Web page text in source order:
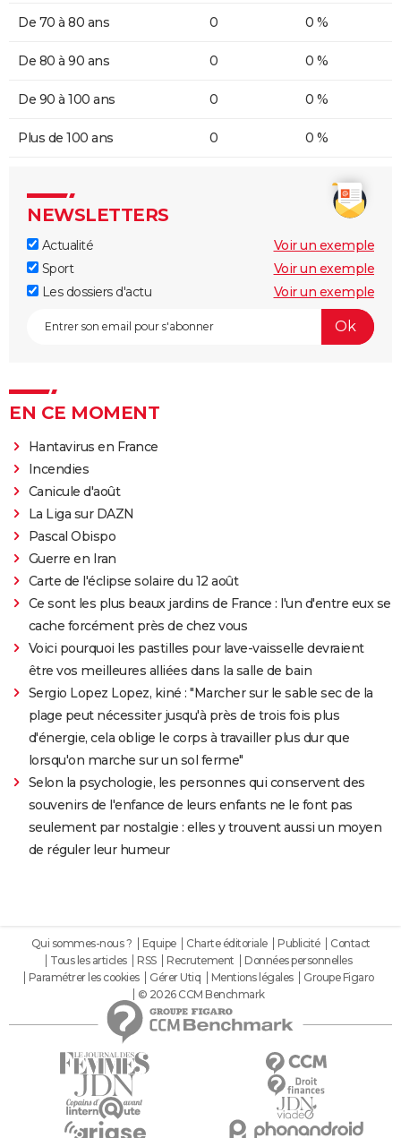
De 70 à 80 ans 0 0 %
De 80 à 90 ans 0 0 %
De 90 à 100 ans 0 0 %
Plus de 100 ans 0 0 %
NEWSLETTERS
Actualité
Voir un exemple
Sport
Voir un exemple
Les dossiers d'actu
Voir un exemple
EN CE MOMENT
Hantavirus en France
Incendies
Canicule d'août
La Liga sur DAZN
Pascal Obispo
Guerre en Iran
Carte de l'éclipse solaire du 12 août
Ce sont les plus beaux jardins de France : l'un d'entre eux se
cache forcément près de chez vous
Voici pourquoi les pastilles pour lave-vaisselle devraient
être vos meilleures alliées dans la salle de bain
Sergio Lopez Lopez, kiné : "Marcher sur le sable sec de la
plage peut nécessiter jusqu'à près de trois fois plus
d'énergie, cela oblige le corps à travailler plus dur que
lorsqu'on marche sur un sol ferme"
Selon la psychologie, les personnes qui conservent des
souvenirs de l'enfance de leurs enfants ne le font pas
seulement par nostalgie : elles y trouvent aussi un moyen
de réguler leur humeur
Qui sommes-nous ? Equipe Charte éditoriale Publicité
Contact
Tous les articles
RSS Recrutement
Données personnelles
Paramétrer les cookies
Gérer Utiq Mentions légales
Groupe Figaro
© 2026 CCM Benchmark